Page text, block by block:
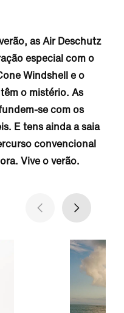
as Air Deschutz
especial com o
Windshell e o
o mistério. As
se com os
E tens ainda a saia
convencional
Vive o verão.